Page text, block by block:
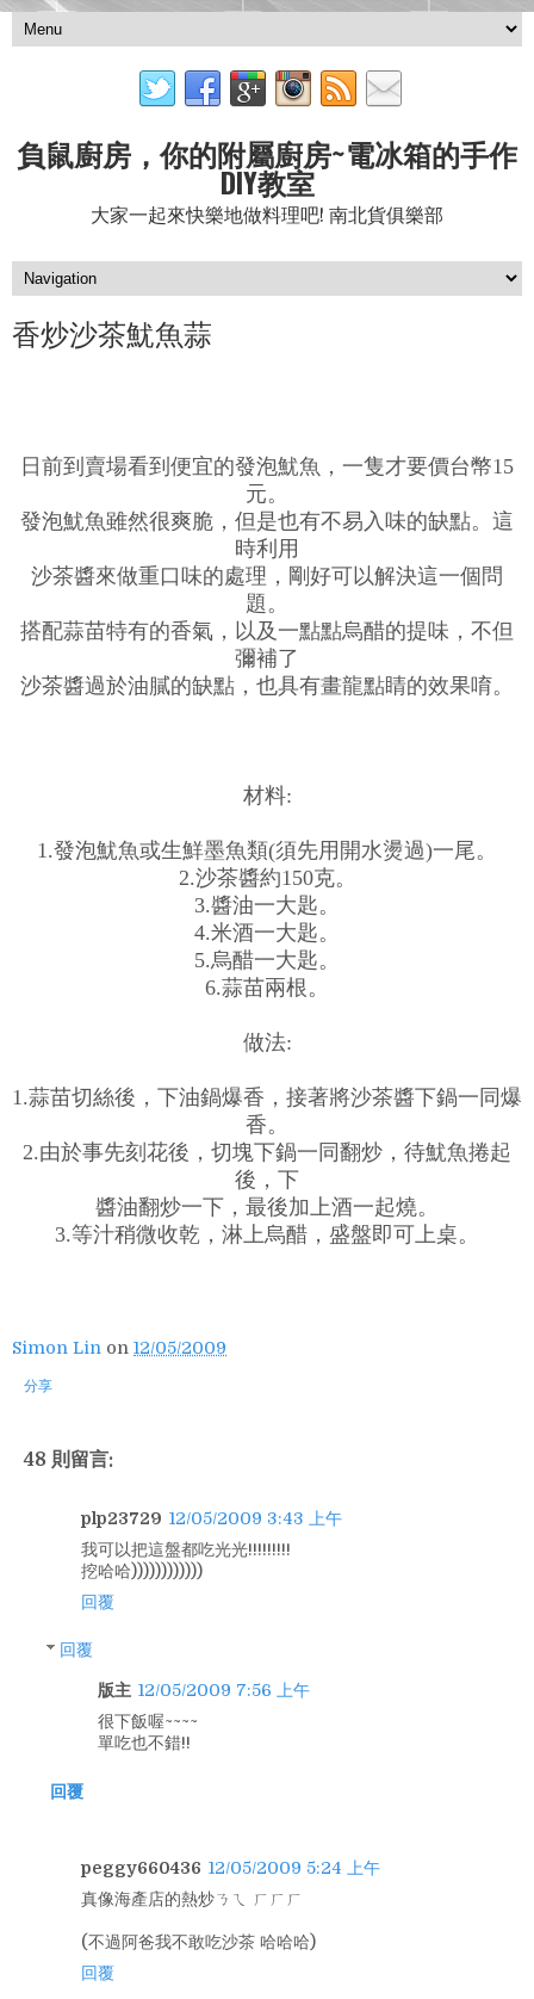
負鼠廚房，你的附屬廚房~電冰箱的手作
DIY教室
大家一起來快樂地做料理吧! 南北貨俱樂部
香炒沙茶魷魚蒜
日前到賣場看到便宜的發泡魷魚，一隻才要價台幣15
元。
發泡魷魚雖然很爽脆，但是也有不易入味的缺點。這
時利用
沙茶醬來做重口味的處理，剛好可以解決這一個問
題。
搭配蒜苗特有的香氣，以及一點點烏醋的提味，不但
彌補了
沙茶醬過於油膩的缺點，也具有畫龍點睛的效果唷。
材料:
1.發泡魷魚或生鮮墨魚類(須先用開水燙過)一尾。
2.沙茶醬約150克。
3.醬油一大匙。
4.米酒一大匙。
5.烏醋一大匙。
6.蒜苗兩根。
做法:
1.蒜苗切絲後，下油鍋爆香，接著將沙茶醬下鍋一同爆
香。
2.由於事先刻花後，切塊下鍋一同翻炒，待魷魚捲起
後，下
醬油翻炒一下，最後加上酒一起燒。
3.等汁稍微收乾，淋上烏醋，盛盤即可上桌。
Simon Lin on 12/05/2009
分享
48 則留言:
plp23729 12/05/2009 3:43 上午
我可以把這盤都吃光光!!!!!!!!!
挖哈哈))))))))))))
回覆
回覆
版主 12/05/2009 7:56 上午
很下飯喔~~~~
單吃也不錯!!
回覆
peggy660436 12/05/2009 5:24 上午
真像海產店的熱炒ㄋㄟ ㄏㄏㄏ
(不過阿爸我不敢吃沙茶 哈哈哈)
回覆